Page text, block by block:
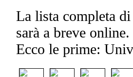
La lista completa
sarà a breve online.
Ecco le prime: